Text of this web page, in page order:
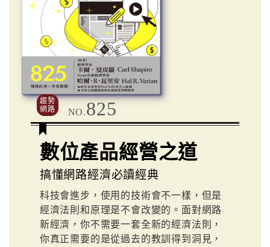
趨勢
網路
NO.825
數位產品經營之道
搞懂網路經濟必讀經典
科技會進步，使用的技術會不一樣，但是
經濟法則和原理是不會改變的。面對網路
新經濟，你不需要一套全新的經濟法則，
你真正需要的是從過去的教訓得到洞見，